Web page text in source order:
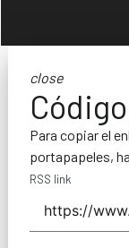
close
Para copiar el
portapapeles,
RSS link